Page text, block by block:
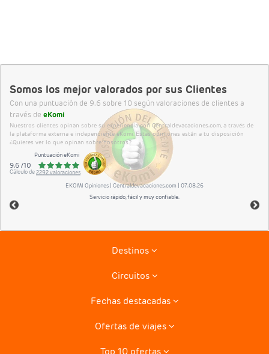
Somos los mejor valorados por sus Clientes
Con una puntuación de 9.6 sobre 10 según valoraciones de clientes a
través de eKomi
Nuestros clientes opinan sobre su experiencia con Centraldevacaciones.com, a través de
la plataforma externa e independiente eKomi. Estas opiniones están a tu disposición
¿Quieres ver lo que opinan sobre nosotros?
Puntuación eKomi
9.6 /10
Cálculo de2292valoraciones
EKOMI Opiniones | Centraldevacaciones.com | 07.08.26
Servicio rápido, fácil y muy confiable.
Destinos
Riviera Maya
Tenerife
Lanzarote
Circuitos
Combinados La Habana- Varadero
Circuitos por Italia
Circuitos por Vietnam
Fechas destacadas
Ofertas para el verano
Ofertas de viajes
Top 10 ofertas